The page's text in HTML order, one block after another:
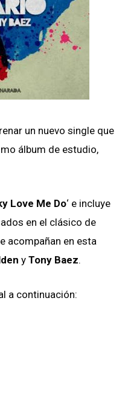
un nuevo single que
álbum de estudio,
Love Me Do‘ e incluye
en el clásico de
acompañan en esta
y Tony Baez.
a continuación: